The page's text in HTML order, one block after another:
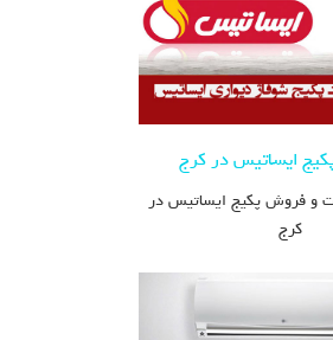
ایساتیس در کرج
و فروش پکیج ایساتیس در
کرج